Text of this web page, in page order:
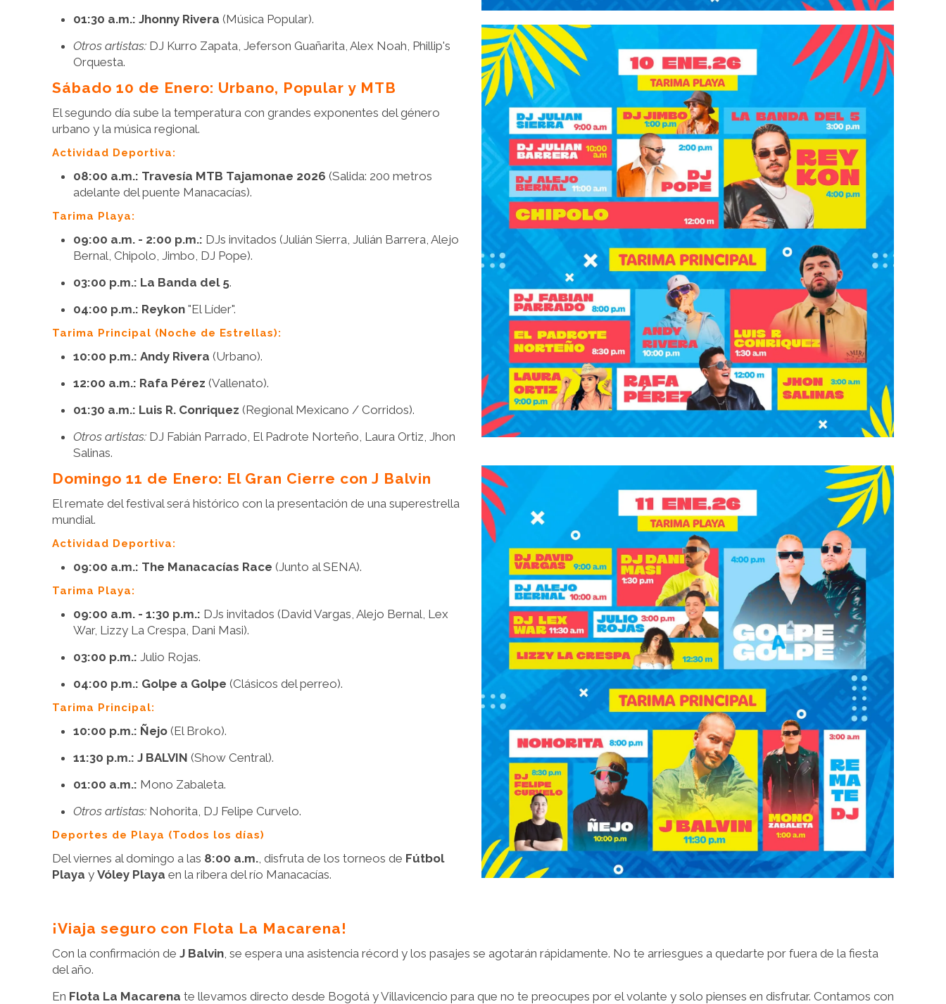
01:30 a.m.: Jhonny Rivera (Música Popular).
Otros artistas: DJ Kurro Zapata, Jeferson Guañarita, Alex Noah, Phillip's
Orquesta.
Sábado 10 de Enero: Urbano, Popular y MTB
El segundo día sube la temperatura con grandes exponentes del género
urbano y la música regional.
Actividad Deportiva:
08:00 a.m.: Travesía MTB Tajamonae 2026 (Salida: 200 metros
adelante del puente Manacacías).
Tarima Playa:
09:00 a.m. - 2:00 p.m.: DJs invitados (Julián Sierra, Julián Barrera, Alejo
Bernal, Chipolo, Jimbo, DJ Pope).
03:00 p.m.: La Banda del 5.
04:00 p.m.: Reykon "El Líder".
Tarima Principal (Noche de Estrellas):
10:00 p.m.: Andy Rivera (Urbano).
12:00 a.m.: Rafa Pérez (Vallenato).
01:30 a.m.: Luis R. Conriquez (Regional Mexicano / Corridos).
Otros artistas: DJ Fabián Parrado, El Padrote Norteño, Laura Ortiz, Jhon
Salinas.
Domingo 11 de Enero: El Gran Cierre con J Balvin
El remate del festival será histórico con la presentación de una superestrella
mundial.
Actividad Deportiva:
09:00 a.m.: The Manacacías Race (Junto al SENA).
Tarima Playa:
09:00 a.m. - 1:30 p.m.: DJs invitados (David Vargas, Alejo Bernal, Lex
War, Lizzy La Crespa, Dani Masi).
03:00 p.m.: Julio Rojas.
04:00 p.m.: Golpe a Golpe (Clásicos del perreo).
Tarima Principal:
10:00 p.m.: Ñejo (El Broko).
11:30 p.m.: J BALVIN (Show Central).
01:00 a.m.: Mono Zabaleta.
Otros artistas: Nohorita, DJ Felipe Curvelo.
Deportes de Playa (Todos los días)
Del viernes al domingo a las 8:00 a.m. , disfruta de los torneos de Fútbol
Playa y Vóley Playa en la ribera del río Manacacías.
¡Viaja seguro con Flota La Macarena!
Con la confirmación de J Balvin , se espera una asistencia récord y los pasajes se agotarán rápidamente. No te arriesgues a quedarte por fuera de la fiesta
del año.
En Flota La Macarena te llevamos directo desde Bogotá y Villavicencio para que no te preocupes por el volante y solo pienses en disfrutar. Contamos con